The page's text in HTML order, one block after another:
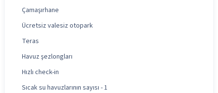
Çamaşırhane
Ücretsiz valesiz otopark
Teras
Havuz şezlongları
Hızlı check-in
Sıcak su havuzlarının sayısı - 1